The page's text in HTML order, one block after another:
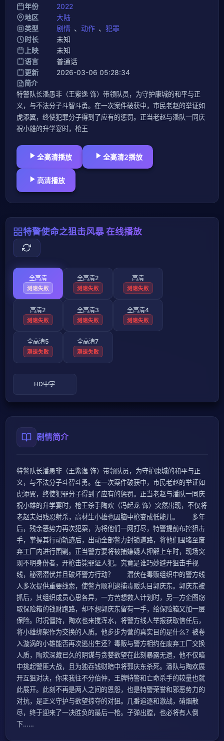
年份
2022
地区
大陆
类型
剧情 、 动作 、 犯罪
时长
未知
上映
未知
语言
普通话
更新
2026-03-06 05:28:34
简介
特警队长潘愚非（王紫逸 饰）带领队员，为守护康城的和平与正
义，与不法分子斗智斗勇。在一次案件破获中，市民老赵的举证如
虎添翼，终使犯罪分子得到了应有的惩罚。正当老赵与潘队一同庆
祝小雄的升学宴时，枪王
全高清播放 全高清2播放
高清播放
特警使命之狙击风暴 在线播放
全高清
测速失败
全高清2
测速失败
高清
测速失败
高清2
测速失败
全高清3
测速失败
全高清4
测速失败
全高清5
测速失败
全高清7
测速失败
HD中字
剧情简介
特警队长潘愚非（王紫逸 饰）带领队员，为守护康城的和平与正
义，与不法分子斗智斗勇。在一次案件破获中，市民老赵的举证如
虎添翼，终使犯罪分子得到了应有的惩罚。正当老赵与潘队一同庆
祝小雄的升学宴时，枪王杀手陶欢（冯起龙 饰）突然出现，不仅将
老赵夫妇残忍射杀，高材生小雄也因脑中枪变成低能儿。 多年
后，残余恶势力再次犯案，为将他们一网打尽，特警提前布控狙击
手，掌握其行动轨迹后，出动全部警力封锁道路，将他们围堵至废
弃工厂内进行围剿。正当警方要将被捕嫌疑人押解上车时，现场突
现不明身份者，开枪击毙罪证人犯。究竟是谁巧妙避开狙击手视
线，秘密潜伏并且破坏警方行动？ 潜伏在毒贩组织中的警方线
人多次提供重要线索，使警方顺利逮捕毒贩头目郭庆东。郭庆东被
抓后，其组织成员心思各异，一方苦想救人计划时，另一方企图窃
取保险箱的钱财跑路，却不想郭庆东留有一手，给保险箱又加一层
保险。时况僵持，陶欢也来搅浑水，将警方线人举报获取信任后，
将小雄绑架作为交换的人质。他步步为营的真实目的是什么？被卷
入漩涡的小雄能否再次逃出生还？毒贩与警方相约在废弃工厂交换
人质，陶欢深藏已久的阴谋与贪婪欲望在此刻暴露无遗，他不仅暗
中挑起警匪大战，且为独吞钱财暗中将郭庆东杀死。潘队与陶欢展
开互狙对决，你来我往不分伯仲，王牌特警和亡命杀手的较量也就
此展开。此刻不再是两人之间的恩怨，也是特警荣誉和邪恶势力的
对抗，是正义守护与欲望掠夺的对狙。几番追逐和激战，硝烟散
尽，终于迎来了一决胜负的最后一枪。子弹出膛，也必将有人倒
下……